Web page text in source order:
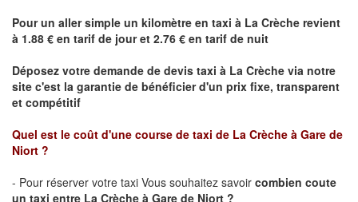
Pour un aller simple un kilomètre en taxi à La Crèche revient
à 1.88 € en tarif de jour et 2.76 € en tarif de nuit
Déposez votre demande de devis taxi à La Crèche via notre
site c'est la garantie de bénéficier d'un prix fixe, transparent
et compétitif
Quel est le coût d'une course de taxi de La Crèche à Gare de
Niort ?
- Pour réserver votre taxi Vous souhaitez savoir combien coute
un taxi entre La Crèche à Gare de Niort ?